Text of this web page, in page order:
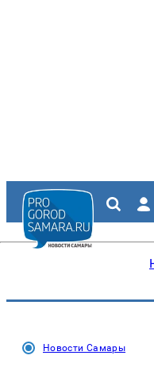
Новости Самары